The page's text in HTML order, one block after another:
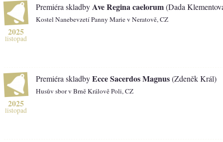
2025
listopad
Premiéra skladby Ave Regina caelorum(Dada
Kostel Nanebevzetí Panny Marie v Neratově, CZ
2025
listopad
Premiéra skladbyEcce Sacerdos Magnus(Zdeněk Král)
Husův sbor v Brně Králově Poli, CZ